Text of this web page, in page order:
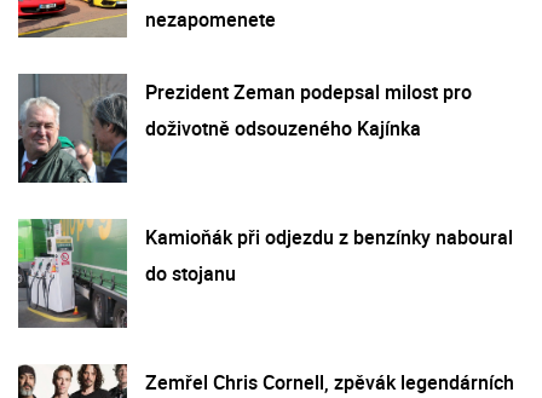
nezapomenete
Prezident Zeman podepsal milost pro
doživotně odsouzeného Kajínka
Kamioňák při odjezdu z benzínky naboural
do stojanu
Zemřel Chris Cornell, zpěvák legendárních